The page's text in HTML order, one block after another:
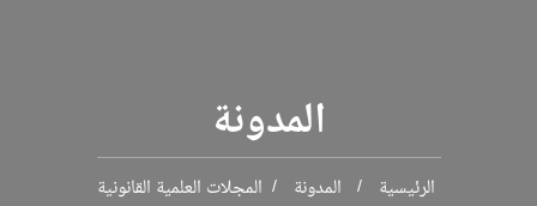
المدونة
المجلات العلمية القانونية المدونة الرئيسية